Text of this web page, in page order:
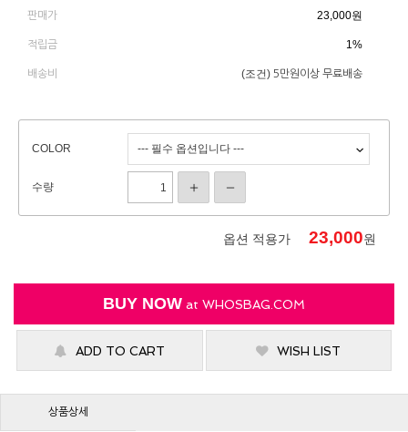
판매가 23,000원
적립금 1%
배송비 (조건) 5만원이상 무료배송
COLOR
수량
옵션 적용가 23,000원
BUY NOW at WHOSBAG.COM
ADD TO CART WISH LIST
상품상세